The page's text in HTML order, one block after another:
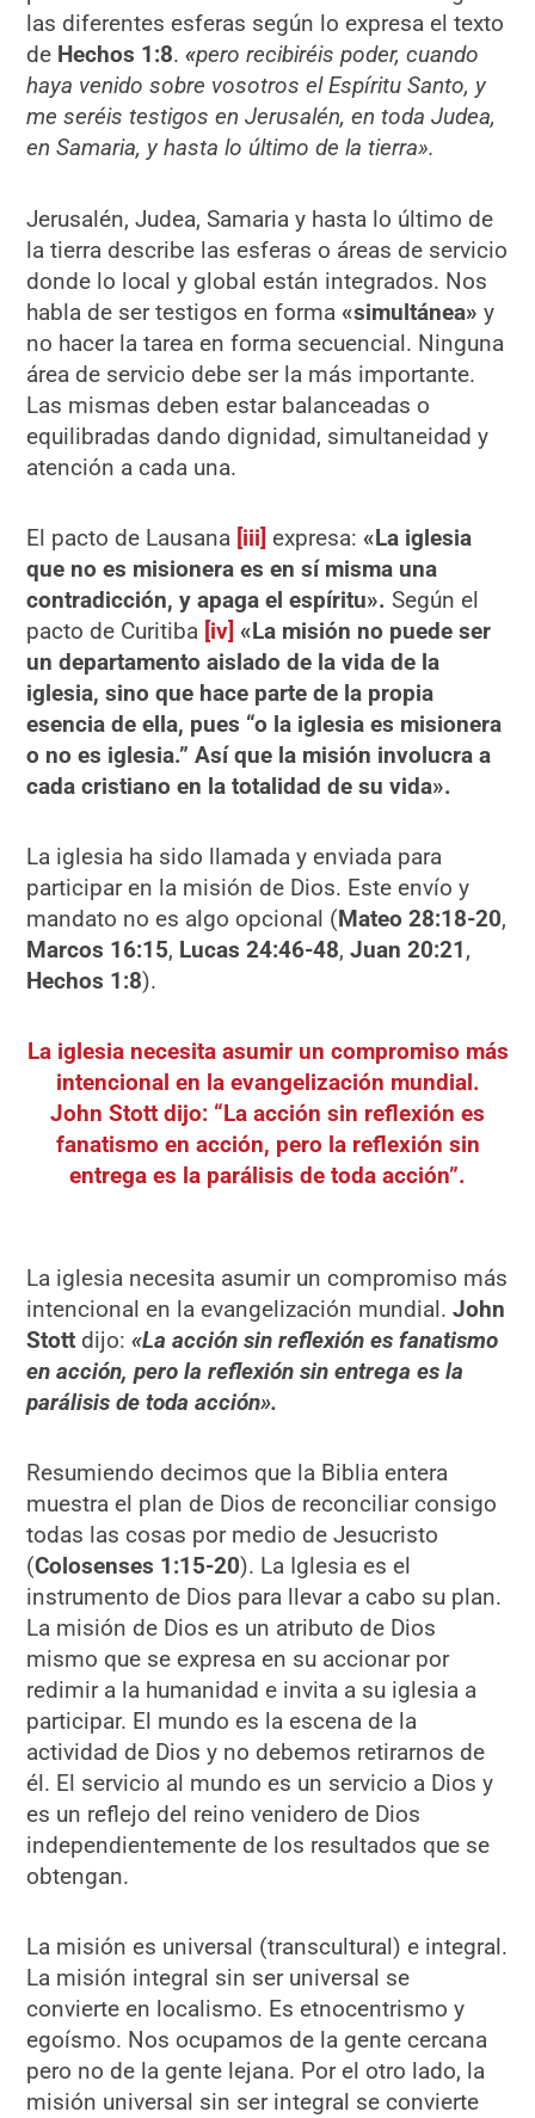
las diferentes esferas según lo expresa el texto
de Hechos 1:8.«pero recibiréis poder, cuando
haya venido sobre vosotros el Espíritu Santo, y
me seréis testigos en Jerusalén, en toda Judea,
en Samaria, y hasta lo último de la tierra».
Jerusalén, Judea, Samaria y hasta lo último de
la tierra describe las esferas o áreas de servicio
donde lo local y global están integrados. Nos
habla de ser testigos en forma «simultánea» y
no hacer la tarea en forma secuencial. Ninguna
área de servicio debe ser la más importante.
Las mismas deben estar balanceadas o
equilibradas dando dignidad, simultaneidad y
atención a cada una.
El pacto de Lausana [iii] expresa: «La iglesia
que no es misionera es en sí misma una
contradicción, y apaga el espíritu». Según el
pacto de Curitiba [iv] «La misión no puede ser
un departamento aislado de la vida de la
iglesia, sino que hace parte de la propia
esencia de ella, pues “o la iglesia es misionera
o no es iglesia.” Así que la misión involucra a
cada cristiano en la totalidad de su vida».
La iglesia ha sido llamada y enviada para
participar en la misión de Dios. Este envío y
mandato no es algo opcional (Mateo 28:18-20,
Marcos 16:15, Lucas 24:46-48,Juan 20:21,
Hechos 1:8).
La iglesia necesita asumir un compromiso más
intencional en la evangelización mundial.
John Stott dijo: “La acción sin reflexión es
fanatismo en acción, pero la reflexión sin
entrega es la parálisis de toda acción”.
La iglesia necesita asumir un compromiso más
intencional en la evangelización mundial.John
Stott dijo:«La acción sin reflexión es fanatismo
en acción, pero la reflexión sin entrega es la
parálisis de toda acción».
Resumiendo decimos que la Biblia entera
muestra el plan de Dios de reconciliar consigo
todas las cosas por medio de Jesucristo
(Colosenses 1:15-20). La Iglesia es el
instrumento de Dios para llevar a cabo su plan.
La misión de Dios es un atributo de Dios
mismo que se expresa en su accionar por
redimir a la humanidad e invita a su iglesia a
participar. El mundo es la escena de la
actividad de Dios y no debemos retirarnos de
él. El servicio al mundo es un servicio a Dios y
es un reflejo del reino venidero de Dios
independientemente de los resultados que se
obtengan.
La misión es universal (transcultural) e integral.
La misión integral sin ser universal se
convierte en localismo. Es etnocentrismo y
egoísmo. Nos ocupamos de la gente cercana
pero no de la gente lejana. Por el otro lado, la
misión universal sin ser integral se convierte